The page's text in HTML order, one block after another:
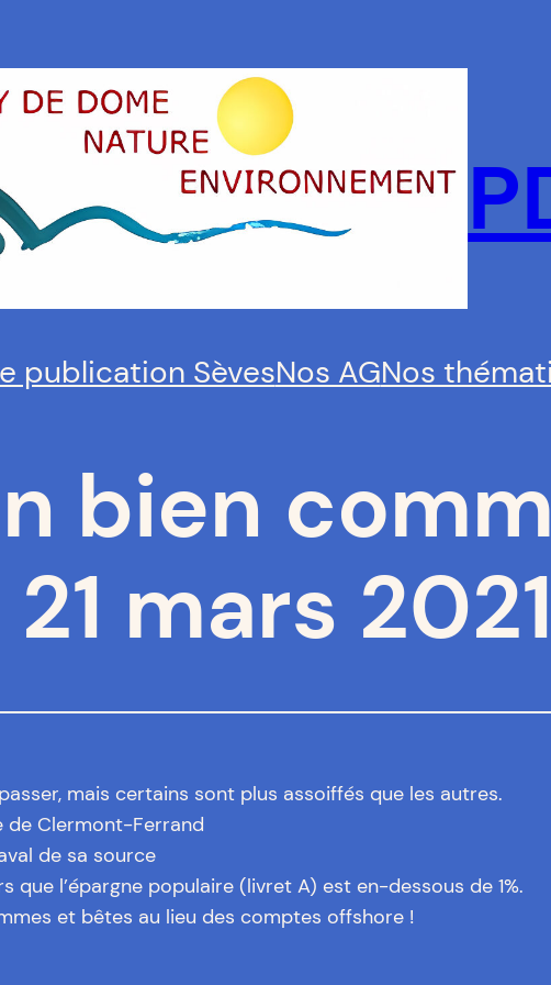
publication SèvesNos AGNos
bien
mars 2021
mais certains sont plus assoiffés que les autres.
de Clermont-Ferrand
de sa source
que l’épargne populaire (livret A) est en-dessous de 1%.
et bêtes au lieu des comptes offshore !